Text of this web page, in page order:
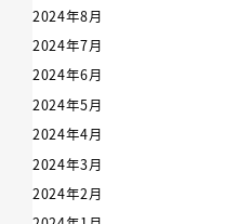
2024年8月
2024年7月
2024年6月
2024年5月
2024年4月
2024年3月
2024年2月